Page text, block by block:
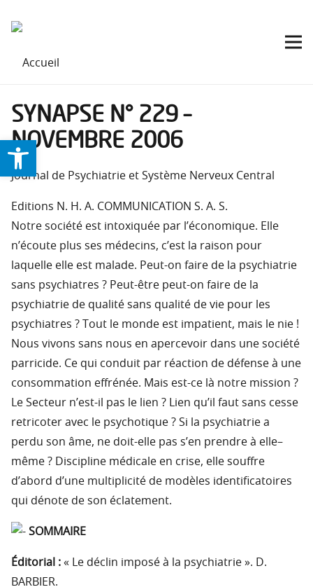
Ouvrir la barre d’outils
SYNAPSE N° 229 –
NOVEMBRE 2006
Journal de Psychiatrie et Système Nerveux Central
Editions N. H. A. COMMUNICATION S. A. S.
Notre société est intoxiquée par l’économique. Elle
n’écoute plus ses médecins, c’est la raison pour
laquelle elle est malade. Peut-on faire de la psychiatrie
sans psychiatres ? Peut-être peut-on faire de la
psychiatrie de qualité sans qualité de vie pour les
psychiatres ? Tout le monde est impatient, mais le nie !
Nous vivons sans nous en apercevoir dans une société
parricide. Ce qui conduit par réaction de défense à une
consommation effrénée. Mais est-ce là notre mission ?
Le Secteur n’est-il pas le lien ? Lien qu’il faut sans cesse
retricoter avec le psychotique ? Si la psychiatrie a
perdu son âme, ne doit-elle pas s’en prendre à elle–
même ? Discipline médicale en crise, elle souffre
d’abord d’une multiplicité de modèles identificatoires
qui dénote de son éclatement.
SOMMAIRE
Éditorial : « Le déclin imposé à la psychiatrie ». D.
BARBIER.